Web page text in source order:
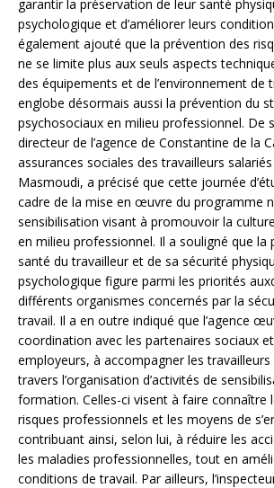
garantir la préservation de leur santé
psychologique et d’améliorer leurs
également ajouté que la prévention des
ne se limite plus aux seuls aspects
des équipements et de l’environnement de
englobe désormais aussi la prévention du
psychosociaux en milieu professionnel. De
directeur de l’agence de Constantine de la
assurances sociales des travailleurs
Masmoudi, a précisé que cette journée
cadre de la mise en œuvre du programme
sensibilisation visant à promouvoir la
en milieu professionnel. Il a souligné que la
santé du travailleur et de sa sécurité
psychologique figure parmi les priorités
différents organismes concernés par la
travail. Il a en outre indiqué que l’agence
coordination avec les partenaires sociaux
employeurs, à accompagner les
travers l’organisation d’activités de
formation. Celles-ci visent à faire connaître
risques professionnels et les moyens de
contribuant ainsi, selon lui, à réduire les
les maladies professionnelles, tout en
conditions de travail. Par ailleurs,